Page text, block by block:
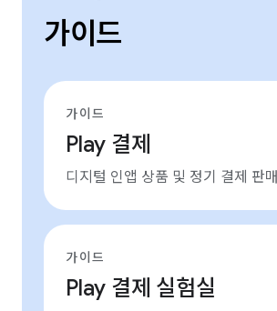
가이드
가이드
Play 결제
디지털 인앱 상품 및 정기 결제 판매
가이드
Play 결제 실험실